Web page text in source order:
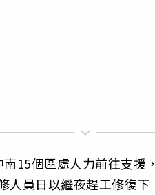
15個區處人力前往支援
人員日以繼夜趕工修復